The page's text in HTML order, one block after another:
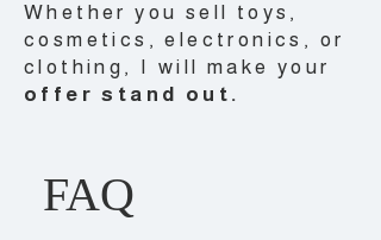
Whether you sell toys,
cosmetics, electronics, or
clothing, I will make your
offer stand out.
FAQ